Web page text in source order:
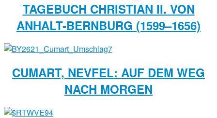
TAGEBUCH CHRISTIAN II. VON
ANHALT-BERNBURG (1599–1656)
CUMART, NEVFEL: AUF DEM WEG
NACH MORGEN